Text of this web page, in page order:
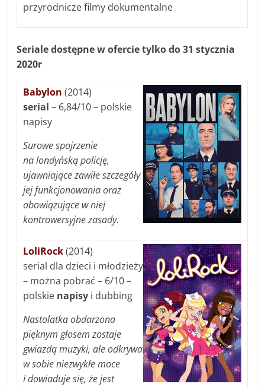
przyrodnicze filmy dokumentalne
Seriale dostępne w ofercie tylko do 31 stycznia
2020r
Babylon (2014)
serial – 6,84/10 – polskie
napisy
Surowe spojrzenie
na londyńską policję,
ujawniające zawiłe szczegóły
jej funkcjonowania oraz
obowiązujące w niej
kontrowersyjne zasady.
LoliRock(2014)
serial dla dzieci i młodzieży
– można pobrać – 6/10 –
polskie napisy i dubbing
Nastolatka obdarzona
pięknym głosem zostaje
gwiazdą muzyki, ale odkrywa
w sobie niezwykłe moce
i dowiaduje się, że jest